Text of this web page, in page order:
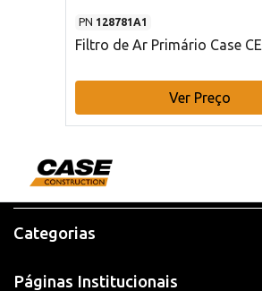
PN 128781A1
Filtro de Ar Primário Case CE
Ver Preço
Categorias
Páginas Institucionais